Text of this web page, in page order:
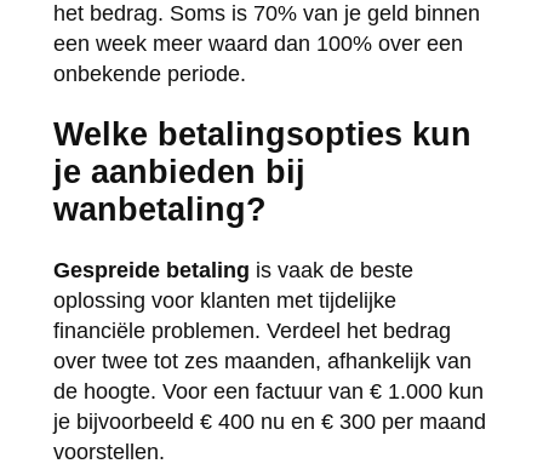
het bedrag. Soms is 70% van je geld binnen
een week meer waard dan 100% over een
onbekende periode.
Welke betalingsopties kun
je aanbieden bij
wanbetaling?
Gespreide betaling is vaak de beste
oplossing voor klanten met tijdelijke
financiële problemen. Verdeel het bedrag
over twee tot zes maanden, afhankelijk van
de hoogte. Voor een factuur van € 1.000 kun
je bijvoorbeeld € 400 nu en € 300 per maand
voorstellen.